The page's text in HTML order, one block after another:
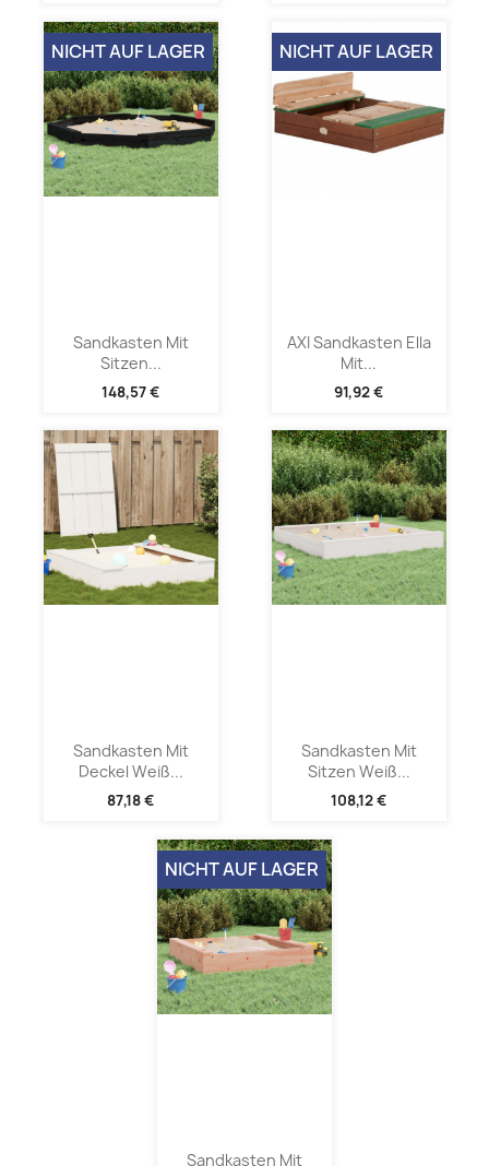
Sandkasten Mit
Sitzen...
148,57 €
NICHT AUF LAGER
AXI Sandkasten Ella
Mit...
91,92 €
NICHT AUF LAGER
Sandkasten Mit
Deckel Weiß...
87,18 €
Sandkasten Mit
Sitzen Weiß...
108,12 €
Sandkasten Mit
NICHT AUF LAGER